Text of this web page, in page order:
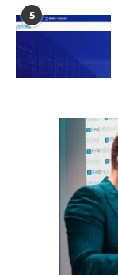
5